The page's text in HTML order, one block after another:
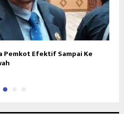
Pemkot Efektif Sampai Ke